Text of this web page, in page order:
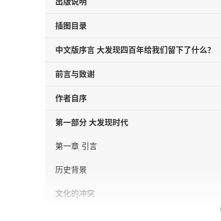
插图目录
中文版序言 大发现四百年给我们留下了什么？
前言与致谢
作者自序
第一部分 大发现时代
第一章 引言
历史背景
文化的冲突